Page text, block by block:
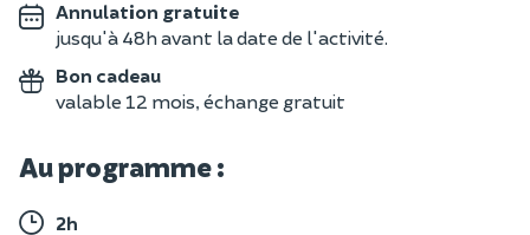
Annulation gratuite
jusqu'à 48h avant la date de l'activité.
Bon cadeau
valable 12 mois, échange gratuit
Au programme :
2h